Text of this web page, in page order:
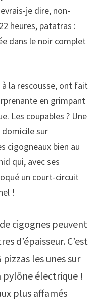
je dire, non-
heures, patatras :
dans le noir complet
à la rescousse, ont fait
en grimpant
Les coupables ? Une
sur
cigogneaux bien au
qui, avec ses
un court-circuit
!
cigognes peuvent
d’épaisseur. C’est
les unes sur
pylône électrique !
plus affamés